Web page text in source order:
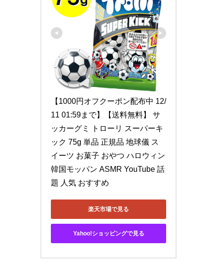
【1000円オフクーポン配布中 12/
11 01:59まで】【送料無料】 サ
ッカーグミ トローリ スーパーキ
ック 75g 単品 正規品 地球儀 ス
イーツ お菓子 おやつ ハロウィン
韓国モッパン ASMR YouTube 話
題 人気 おすすめ
楽天市場で見る
Yahoo!ショッピングで見る